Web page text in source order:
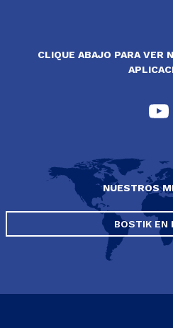
CLIQUE ABAJO PARA VER
NUESTROS
BOSTIK EN